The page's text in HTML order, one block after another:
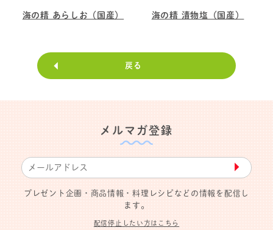
海の精 あらしお（国産） 海の精 漬物塩（国産）
戻る
メルマガ登録
▶︎
プレゼント企画・商品情報・料理レシピなどの情報を配信し
ます。
配信停止したい方はこちら